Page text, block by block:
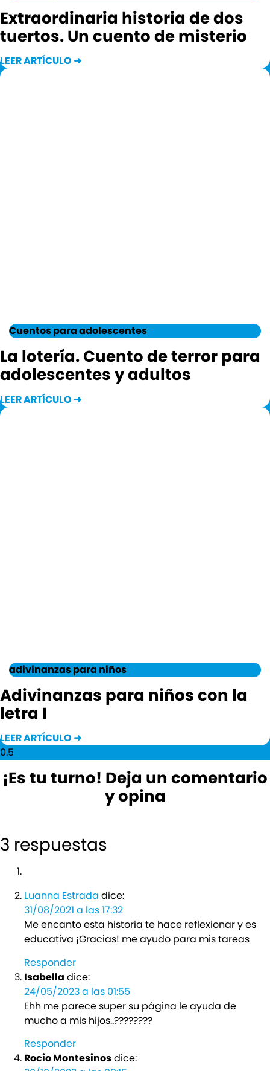
Extraordinaria historia de dos
tuertos. Un cuento de misterio
LEER ARTÍCULO ➜
Cuentos para adolescentes
La lotería. Cuento de terror para
adolescentes y adultos
LEER ARTÍCULO ➜
adivinanzas para niños
Adivinanzas para niños con la
letra I
LEER ARTÍCULO ➜
¡Es tu turno! Deja un comentario
y opina
3 respuestas
Luanna Estrada dice:
31/08/2021 a las 17:32
Me encanto esta historia te hace reflexionar y es
educativa ¡Gracias! me ayudo para mis tareas
Responder
Isabella dice:
24/05/2023 a las 01:55
Ehh me parece super su página le ayuda de
mucho a mis hijos..????????
Responder
Rocio Montesinosdice: